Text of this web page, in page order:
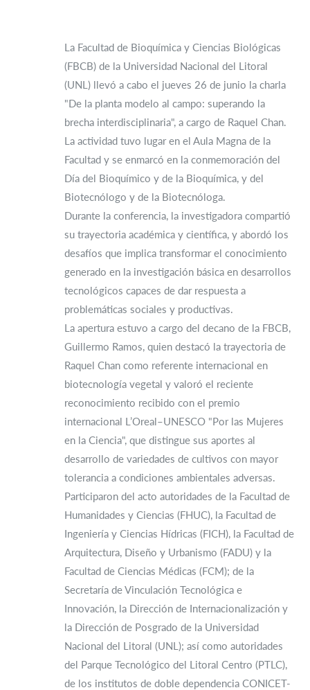
La Facultad de Bioquímica y Ciencias Biológicas
(FBCB) de la Universidad Nacional del Litoral
(UNL) llevó a cabo el jueves 26 de junio la charla
"De la planta modelo al campo: superando la
brecha interdisciplinaria", a cargo de Raquel Chan.
La actividad tuvo lugar en el Aula Magna de la
Facultad y se enmarcó en la conmemoración del
Día del Bioquímico y de la Bioquímica, y del
Biotecnólogo y de la Biotecnóloga.
Durante la conferencia, la investigadora compartió
su trayectoria académica y científica, y abordó los
desafíos que implica transformar el conocimiento
generado en la investigación básica en desarrollos
tecnológicos capaces de dar respuesta a
problemáticas sociales y productivas.
La apertura estuvo a cargo del decano de la FBCB,
Guillermo Ramos, quien destacó la trayectoria de
Raquel Chan como referente internacional en
biotecnología vegetal y valoró el reciente
reconocimiento recibido con el premio
internacional L’Oreal–UNESCO "Por las Mujeres
en la Ciencia", que distingue sus aportes al
desarrollo de variedades de cultivos con mayor
tolerancia a condiciones ambientales adversas.
Participaron del acto autoridades de la Facultad de
Humanidades y Ciencias (FHUC), la Facultad de
Ingeniería y Ciencias Hídricas (FICH), la Facultad de
Arquitectura, Diseño y Urbanismo (FADU) y la
Facultad de Ciencias Médicas (FCM); de la
Secretaría de Vinculación Tecnológica e
Innovación, la Dirección de Internacionalización y
la Dirección de Posgrado de la Universidad
Nacional del Litoral (UNL); así como autoridades
del Parque Tecnológico del Litoral Centro (PTLC),
de los institutos de doble dependencia CONICET-